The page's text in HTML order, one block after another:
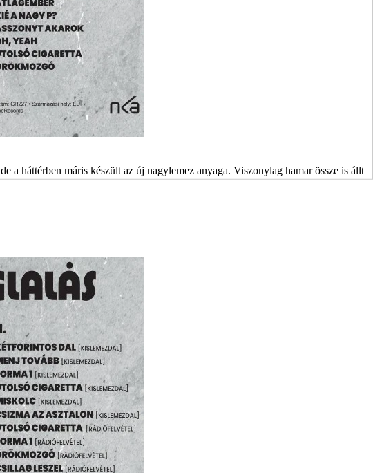
a háttérben máris készült az új nagylemez anyaga. Viszonylag hamar össze is állt